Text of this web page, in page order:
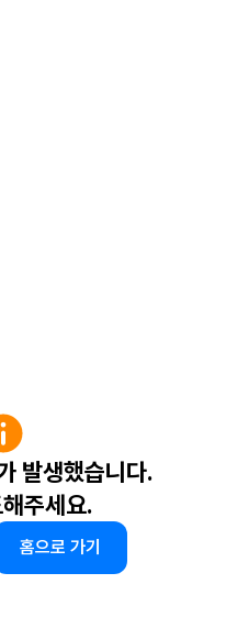
발생했습니다.
주세요.
홈으로 가기